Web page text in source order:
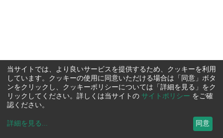
当サイトでは、より良いサービスを提供するため、クッキーを利用
しています。クッキーの使用に同意いただける場合は「同意」ボタ
ンをクリックし、クッキーポリシーについては「詳細を見る」をク
リックしてください。詳しくは当サイトの サイトポリシー をご確
認ください。
詳細を見る ... 同意